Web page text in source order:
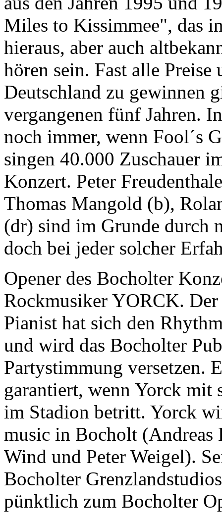
Miles to Kissimmee", das
hieraus, aber auch
hören sein. Fast alle Preise
Deutschland zu gewinnen
vergangenen fünf Jahren.
noch immer, wenn Fool´s
singen 40.000 Zuschauer
Konzert. Peter
Thomas Mangold (b),
(dr) sind im Grunde durch
doch bei jeder solcher
Opener des Bocholter
Rockmusiker YORCK.
Pianist hat sich den
und wird das Bocholter
Partystimmung versetzen.
garantiert, wenn Yorck mit
im Stadion betritt. Yorck
music in Bocholt (Andreas
Wind und Peter Weigel).
Bocholter
pünktlich zum Bocholter